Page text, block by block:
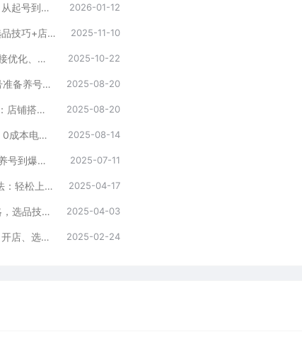
【第14148期】闲鱼无货源高效实战课：从起号到爆单，手把手带你吃透二手电商，单账号月利润破万 2026-01-12
【第13915期】闲鱼无货源电商实战，选品技巧+店铺运营+独家出单方法，单店月利润8000元 2025-11-10
【第13765期】闲鱼变现课3.0：掌握链接优化、流量提升、商业变现，单日利润800+ 2025-10-22
【第13445期】闲鱼无货源训练营：账号准备养号/垂直化选品/黑搜玩法，0基础30天盈利指南 2025-08-20
【第13435期】2025闲鱼最新变现指南：店铺搭建实操，爆款产品起号，全流程运营 2025-08-20
【第13406期】闲鱼从入门到高阶教程：0成本电商创业，掌握闲鱼卖货核心方法论与实战技巧 2025-08-14
【第13239期】闲鱼电商实战课9.0：从养号到爆单，权重提升秘籍，选品上架全流程 2025-07-11
【第12773期】2025闲鱼电商无货源玩法：轻松上手无需囤货，掌握核心技巧快速出单 2025-04-17
【第12693期】虚拟产品新手变现全攻略，选品技巧+爆单秘籍+营销书，打造高利润店铺 2025-04-03
【第12473期】闲鱼虚拟快速变现课程，开店、选品、优化一网打尽，助你每天变现50-300 2025-02-24